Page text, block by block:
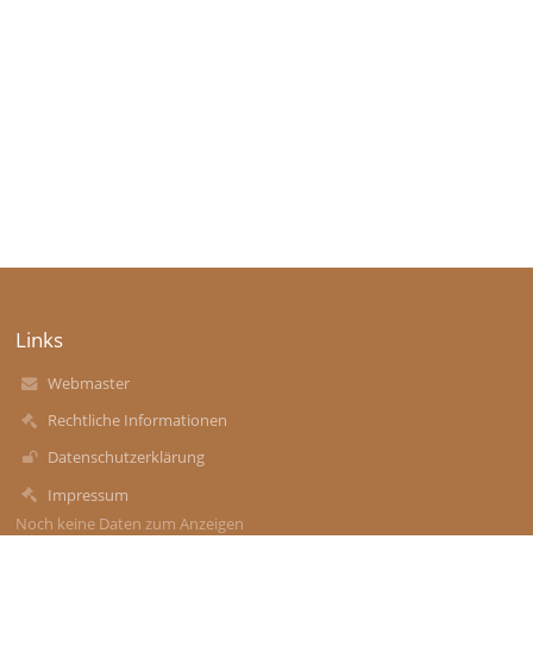
Links
Webmaster
Rechtliche Informationen
Datenschutzerklärung
Impressum
Noch keine Daten zum Anzeigen